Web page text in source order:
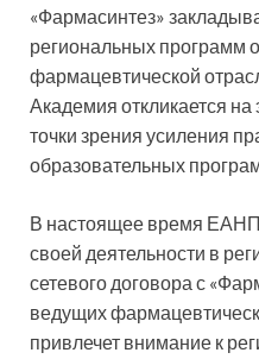
«Фармасинтез»
региональных программ
фармацевтической
Академия откликается на
точки зрения усиления
образовательных
В настоящее время ЕАНП
своей деятельности в
сетевого договора с
ведущих
привлечет внимание к